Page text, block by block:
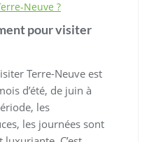
Neuve ?
pour visiter
Terre-Neuve est
d’été, de juin à
les
les journées sont